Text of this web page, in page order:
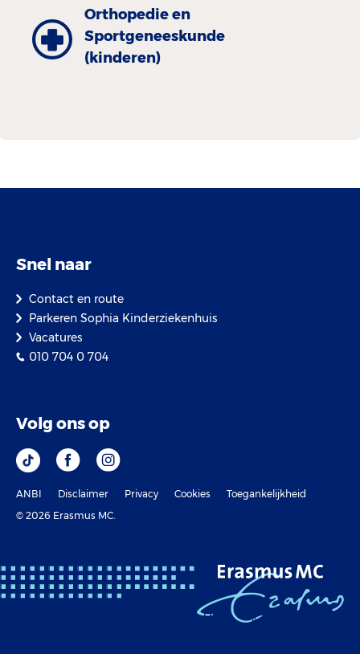
Orthopedie en
Sportgeneeskunde
(kinderen)
Snel naar
Contact en route
Parkeren Sophia Kinderziekenhuis
Vacatures
010 704 0 704
Volg ons op
ANBI Disclaimer Privacy Cookies
Toegankelijkheid
© 2026 Erasmus MC.